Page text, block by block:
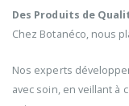
Des Produits de
Chez Botanéco, nous
Nos experts
avec soin, en veillant à